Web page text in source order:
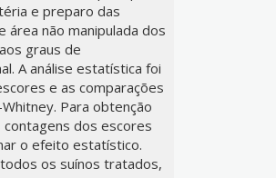
e preparo das
não manipulada dos
graus de
A análise estatística foi
e as comparações
Para obtenção
dos escores
o efeito estatístico.
os suínos tratados,